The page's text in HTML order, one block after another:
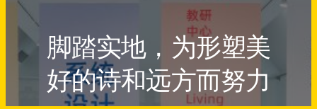
脚踏实地，为形塑美
好的诗和远方而努力